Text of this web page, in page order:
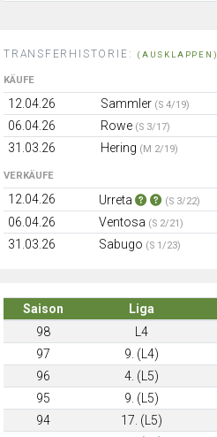
TRANSFERHISTORIE: (AUSKLAPPEN)
KÄUFE
12.04.26 Sammler (S 4/19)
06.04.26
Rowe (S 3/17)
31.03.26
Hering (M 2/19)
VERKÄUFE
12.04.26 Urreta (S 3/22)
06.04.26
Ventosa (S 2/21)
31.03.26
Sabugo (S 1/23)
Saison Liga
98
L4
97
9. (L4)
96
4. (L5)
95
9. (L5)
94
17. (L5)